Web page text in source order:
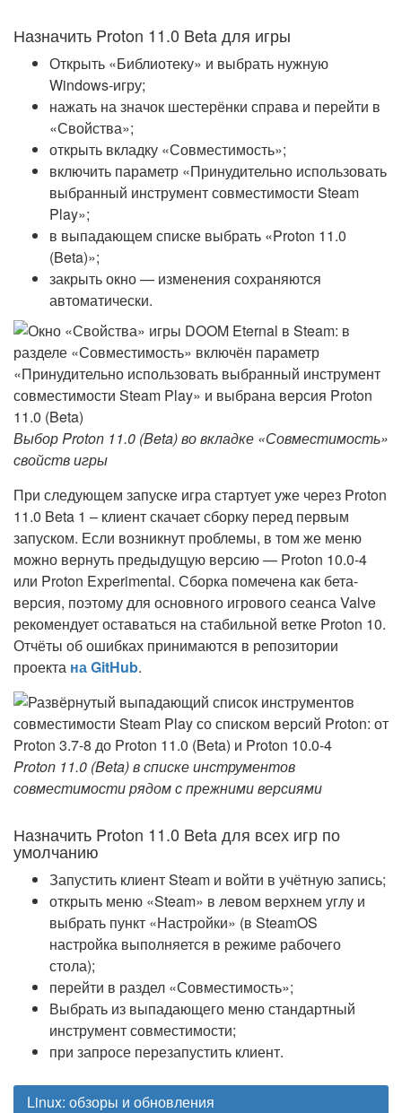
Назначить Proton 11.0 Beta для игры
Открыть «Библиотеку» и выбрать нужную
Windows-игру;
нажать на значок шестерёнки справа и перейти в
«Свойства»;
открыть вкладку «Совместимость»;
включить параметр «Принудительно использовать
выбранный инструмент совместимости Steam
Play»;
в выпадающем списке выбрать «Proton 11.0
(Beta)»;
закрыть окно — изменения сохраняются
автоматически.
Выбор Proton 11.0 (Beta) во вкладке «Совместимость»
свойств игры
При следующем запуске игра стартует уже через Proton
11.0 Beta 1 – клиент скачает сборку перед первым
запуском. Если возникнут проблемы, в том же меню
можно вернуть предыдущую версию — Proton 10.0-4
или Proton Experimental. Сборка помечена как бета-
версия, поэтому для основного игрового сеанса Valve
рекомендует оставаться на стабильной ветке Proton 10.
Отчёты об ошибках принимаются в репозитории
проекта на GitHub.
Proton 11.0 (Beta) в списке инструментов
совместимости рядом с прежними версиями
Назначить Proton 11.0 Beta для всех игр по
умолчанию
Запустить клиент Steam и войти в учётную запись;
открыть меню «Steam» в левом верхнем углу и
выбрать пункт «Настройки» (в SteamOS
настройка выполняется в режиме рабочего
стола);
перейти в раздел «Совместимость»;
Выбрать из выпадающего меню стандартный
инструмент совместимости;
при запросе перезапустить клиент.
Linux: обзоры и обновления